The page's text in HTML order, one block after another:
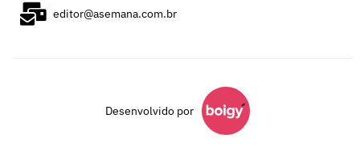
editor@asemana.com.br
Desenvolvido por